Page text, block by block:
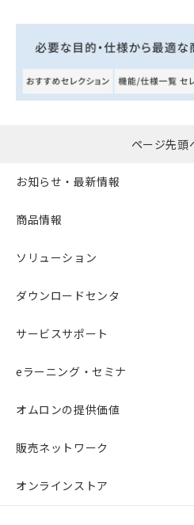
ページ先頭
お知らせ・最新情報
商品情報
ソリューション
ダウンロードセンタ
サービスサポート
eラーニング・セミナ
オムロンの提供価値
販売ネットワーク
オンラインストア